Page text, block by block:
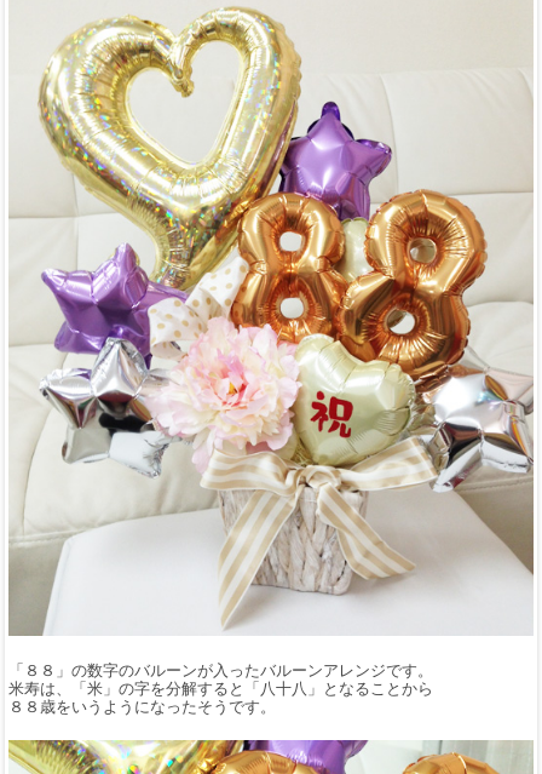
「８８」の数字のバルーンが入ったバルーンアレンジです。
米寿は、「米」の字を分解すると「八十八」となることから
８８歳をいうようになったそうです。